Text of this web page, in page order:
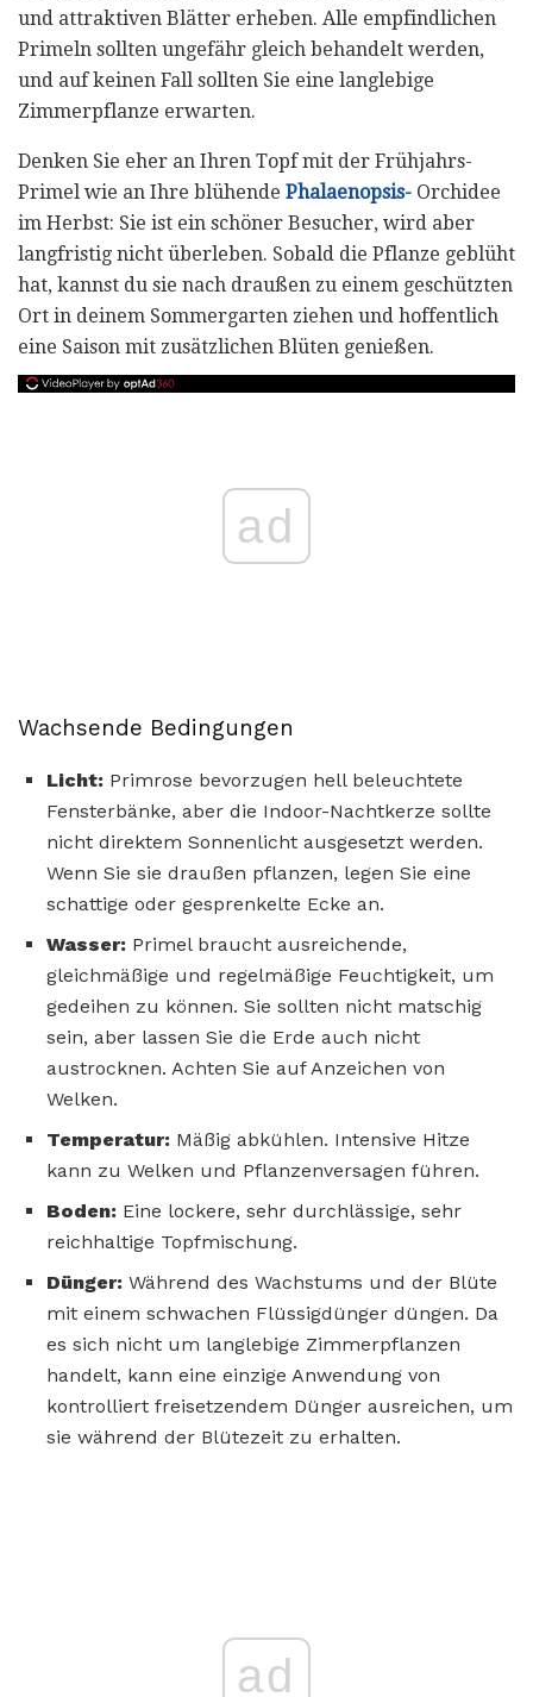
und attraktiven Blätter erheben. Alle empfindlichen
Primeln sollten ungefähr gleich behandelt werden,
und auf keinen Fall sollten Sie eine langlebige
Zimmerpflanze erwarten.
Denken Sie eher an Ihren Topf mit der Frühjahrs-
Primel wie an Ihre blühende Phalaenopsis- Orchidee
im Herbst: Sie ist ein schöner Besucher, wird aber
langfristig nicht überleben. Sobald die Pflanze geblüht
hat, kannst du sie nach draußen zu einem geschützten
Ort in deinem Sommergarten ziehen und hoffentlich
eine Saison mit zusätzlichen Blüten genießen.
ad
Wachsende Bedingungen
Licht: Primrose bevorzugen hell beleuchtete
Fensterbänke, aber die Indoor-Nachtkerze sollte
nicht direktem Sonnenlicht ausgesetzt werden.
Wenn Sie sie draußen pflanzen, legen Sie eine
schattige oder gesprenkelte Ecke an.
Wasser: Primel braucht ausreichende,
gleichmäßige und regelmäßige Feuchtigkeit, um
gedeihen zu können. Sie sollten nicht matschig
sein, aber lassen Sie die Erde auch nicht
austrocknen. Achten Sie auf Anzeichen von
Welken.
Temperatur: Mäßig abkühlen. Intensive Hitze
kann zu Welken und Pflanzenversagen führen.
Boden: Eine lockere, sehr durchlässige, sehr
reichhaltige Topfmischung.
Dünger: Während des Wachstums und der Blüte
mit einem schwachen Flüssigdünger düngen. Da
es sich nicht um langlebige Zimmerpflanzen
handelt, kann eine einzige Anwendung von
kontrolliert freisetzendem Dünger ausreichen, um
sie während der Blütezeit zu erhalten.
ad